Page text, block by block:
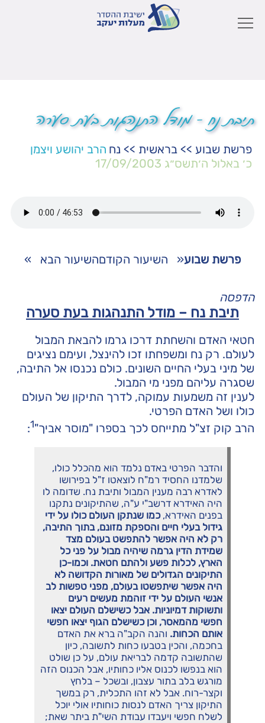
תיבת נח – מודל התנהגות בעת סערה
פרשת שבוע >> בראשית >> נח הרב יהושע ויצמן
כ׳ באלול ה׳תשס״ג 17/09/2003
פרשת שבוע« השיעור הקודםהשיעור הבא »
הדפסה
תיבת נח – מודל התנהגות בעת סערה
חטאי האדם והשחתת דרכו גרמו להבאת המבול
לעולם. רק נח ומשפחתו זכו להינצל, ועימם נציגים
של מיני בעלי החיים השונים. כולם נכנסו אל התיבה,
שסגרה עליהם מפני מי המבול.
לענין זה משמעות עמוקה, לדרך התיקון של העולם
כולו ושל האדם הפרטי.
הרב קוק זצ"ל מתייחס לכך בספרו "מוסר אביך"1
:
והדבר הפרטי באדם נלמד הוא מהכלל כולו,
שלמדנו החסיד רמ"ח לוצאטו ז"ל בפירושו
לאדרא רבה מענין המבול ותיבת נח. שדומה לו
היה האידרא דרשב"י ע"ה, שהתיקונים נתקנו
בפנים האידרא,כמו שנתקן העולם כולו על ידי
גידול בעלי חיים והספקת מזונם, בתוך התיבה,
רק לא היה אפשר להתפשט בעולם מצד
שמידת הדין גרמה שיהיה מבול על פני כל
הארץ, לכלות פשע ולהתם חטאת. וכמו-כן
התיקונים הגדולים של מאורות הקדושה לא
היה אפשר שיתפשטו בעולם, מפני טפשות לב
אנשי העולם על ידי זוהמת מעשים רעים
ותשוקות דמיוניות. אבל כשישלם העולם יצאו
חפשי מהמאסר, וכן כשישלם הגוף יצאו חפשי
אותם הכחות. והנה הקב"ה ברא את האדם
בחכמה, והכין בטבעו כחות לתשובה, כיון
שהתשובה קדמה לבריאת עולם, על כן שולט
הוא בנפשו לכנוס אליו כחותיו, אבל הכנוס הזה
מורגש בלב בתור עצבון, ובשכל – בלחץ
וקצר-רוח. אבל לא זהו התכלית, רק במשך
התיקון צריך האדם לנסות כוחותיו אולי יוכל
לשלח חפשי ויעבדו עבודת השי"ת ביתר שאת;